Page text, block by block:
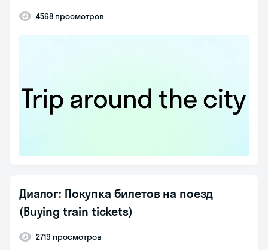
4568 просмотров
Диалог: Покупка билетов на поезд
(Buying train tickets)
2719 просмотров